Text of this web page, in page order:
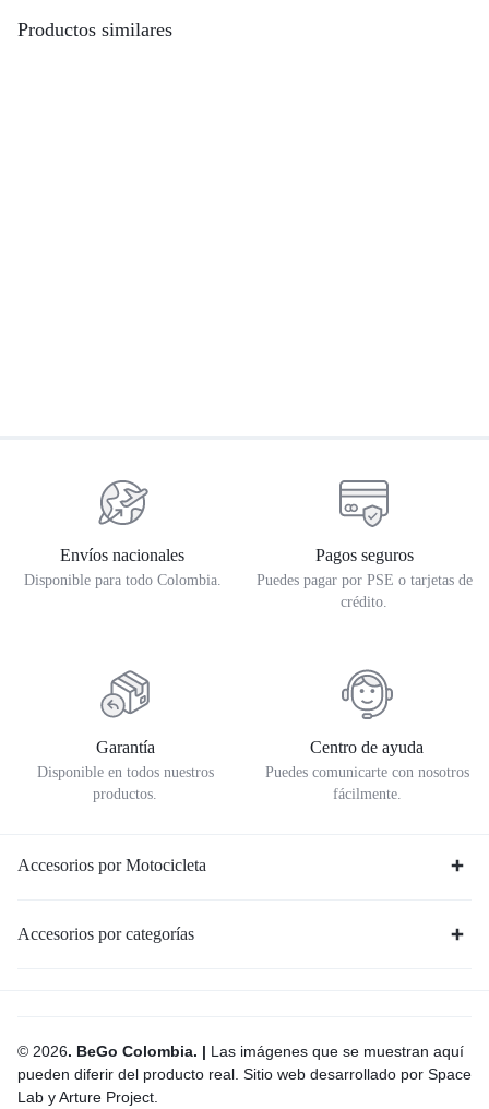
Productos similares
Envíos nacionales
Disponible para todo Colombia.
Pagos seguros
Puedes pagar por PSE o tarjetas de
crédito.
Garantía
Disponible en todos nuestros
productos.
Centro de ayuda
Puedes comunicarte con nosotros
fácilmente.
Accesorios por Motocicleta
Accesorios por categorías
© 2026. BeGo Colombia. | Las imágenes que se muestran aquí
pueden diferir del producto real. Sitio web desarrollado por Space
Lab y Arture Project.